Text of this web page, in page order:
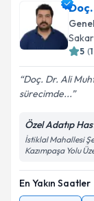
5 (1
Doç. Dr. Ali
sürecimde...
Özel Adatıp
İstiklal Mahallesi
Kazımpaşa Yolu
En Yakın Saatler